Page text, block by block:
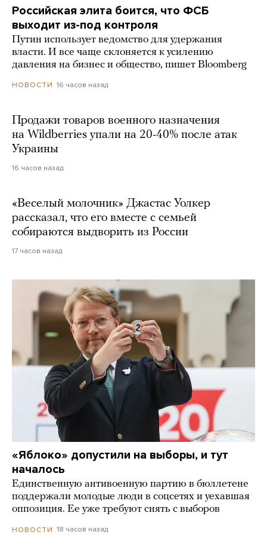
Российская элита боится, что ФСБ
выходит из-под контроля
Путин использует ведомство для удержания
власти. И все чаще склоняется к усилению
давления на бизнес и общество, пишет Bloomberg
НОВОСТИ 16 часов назад
Продажи товаров военного назначения
на Wildberries упали на 20-40% после атак
Украины
16 часов назад
«Веселый молочник» Джастас Уолкер
рассказал, что его вместе с семьей
собираются выдворить из России
17 часов назад
«Яблоко» допустили на выборы, и тут
началось
Единственную антивоенную партию в бюллетене
поддержали молодые люди в соцсетях и уехавшая
оппозиция. Ее уже требуют снять с выборов
НОВОСТИ 18 часов назад